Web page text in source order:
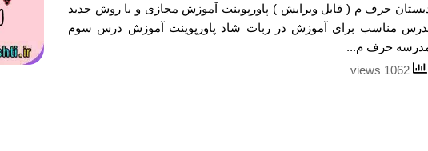
حرف م ( قابل ویرایش ) پاورپوینت آموزش مجازی و با روش جدید
مناسب برای آموزش در ربات شاد پاورپوینت آموزش درس سوم
حرف م...